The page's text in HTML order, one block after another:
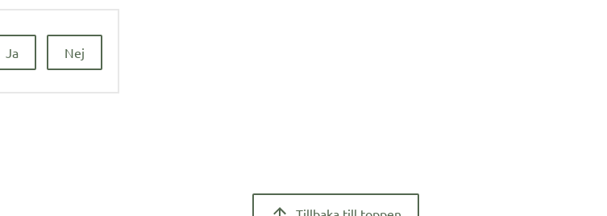
Nej
Ja